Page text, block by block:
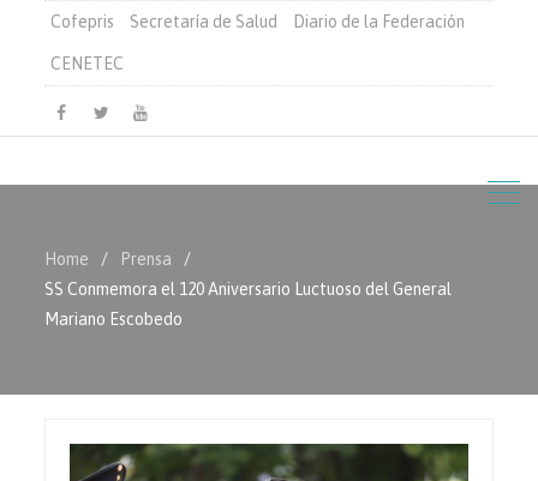
Cofepris Secretaría de Salud Diario de la Federación
CENETEC
Facebook
TwitterYoutube
Home
Prensa
SS Conmemora el 120 Aniversario Luctuoso del General
Mariano Escobedo